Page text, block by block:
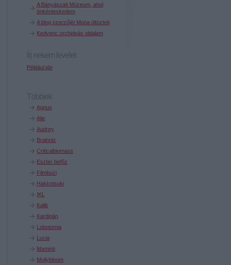
A Bányászati Múzeum, ahol
önkénteskedem
A blog szerzőjét Mona öltözteti
Kedvenc orchideás oldalam
Írj nekem levelet
Például ide
Többiek
Agnus
Alie
Audrey
Brainoiz
Criticalbiomass
Eszter befőz
Filmbuzi
Hakkotsuki
IKL
Kalib
Kardigán
Lobotomia
Lucia
Maminti
Mollybloom